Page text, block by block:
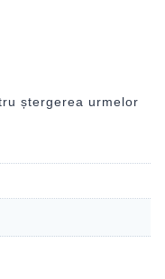
ștergerea urmelor